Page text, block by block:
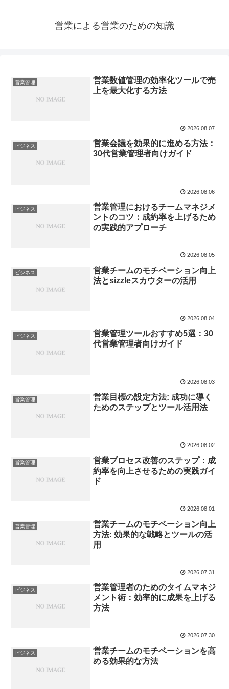
営業による営業のための知識
営業管理
営業数値管理の効率化ツールで売
上を最大化する方法
2026.08.07
ビジネス
営業会議を効果的に進める方法：
30代営業管理者向けガイド
2026.08.06
ビジネス
営業管理におけるチームマネジメ
ントのコツ：成約率を上げるため
の実践的アプローチ
2026.08.05
ビジネス
営業チームのモチベーション向上
法とsizzleスカウターの活用
2026.08.04
ビジネス
営業管理ツールおすすめ5選：30
代営業管理者向けガイド
2026.08.03
営業管理
営業目標の設定方法: 成功に導く
ためのステップとツール活用法
2026.08.02
営業管理
営業プロセス改善のステップ：成
約率を向上させるための実践ガイ
ド
2026.08.01
営業管理
営業チームのモチベーション向上
方法: 効果的な戦略とツールの活
用
2026.07.31
ビジネス
営業管理者のためのタイムマネジ
メント術：効率的に成果を上げる
方法
2026.07.30
ビジネス
営業チームのモチベーションを高
める効果的な方法